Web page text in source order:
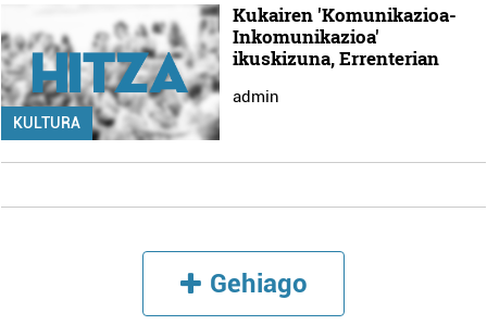
KULTURA
Kukairen 'Komunikazioa-
Inkomunikazioa'
ikuskizuna, Errenterian
admin
Gehiago